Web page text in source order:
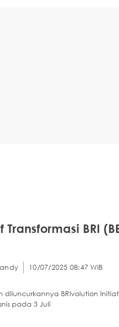
BRI
10/07/2025 08:47 WIB
BRIvolution
pada 3 Juli